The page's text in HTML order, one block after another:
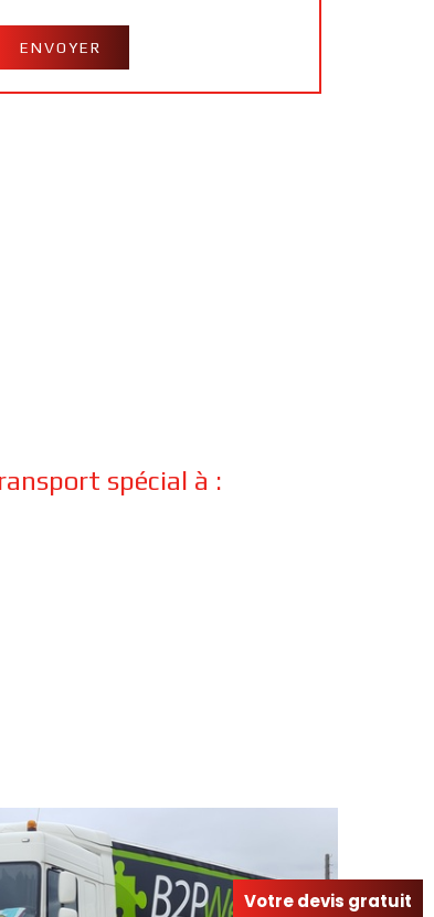
spécial à :
Votre devis gratuit